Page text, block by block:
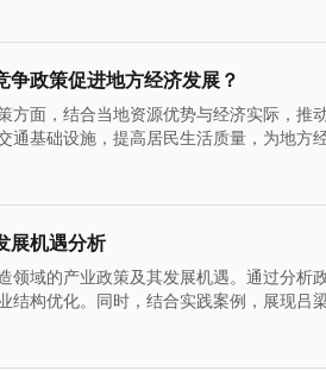
争政策促进地方经济发展？
方面，结合当地资源优势与经济实际，
通基础设施，提高居民生活质量，为地方
展机遇分析
领域的产业政策及其发展机遇。通过分
结构优化。同时，结合实践案例，展现吕